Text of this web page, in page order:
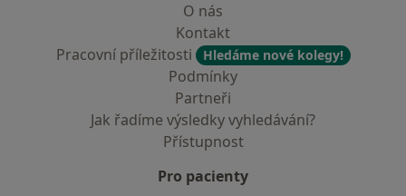
O nás
Kontakt
Pracovní příležitosti
Hledáme nové kolegy!
Podmínky
Partneři
Jak řadíme výsledky vyhledávání?
Přístupnost
Pro pacienty